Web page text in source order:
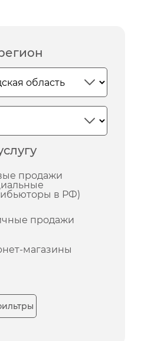
продажи
в РФ)
продажи
магазины